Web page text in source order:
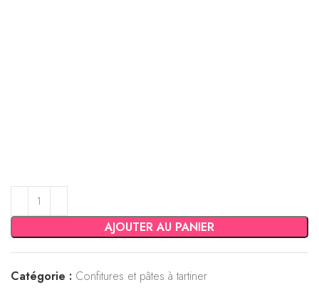
AJOUTER AU PANIER
Catégorie : Confitures et pâtes à tartiner